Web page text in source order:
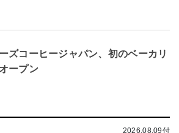
ズコーヒージャパン、初のベーカリ
ープン
2026.08.09付